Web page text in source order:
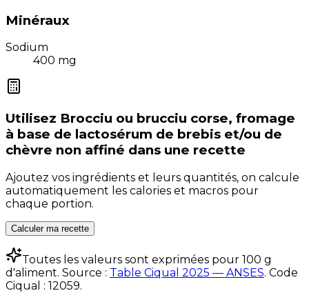
Minéraux
Sodium
400 mg
Utilisez Brocciu ou brucciu corse, fromage
à base de lactosérum de brebis et/ou de
chèvre non affiné dans une recette
Ajoutez vos ingrédients et leurs quantités, on calcule
automatiquement les calories et macros pour
chaque portion.
Calculer ma recette
Toutes les valeurs sont exprimées pour 100 g
d'aliment. Source : Table Ciqual 2025 — ANSES. Code
Ciqual : 12059.